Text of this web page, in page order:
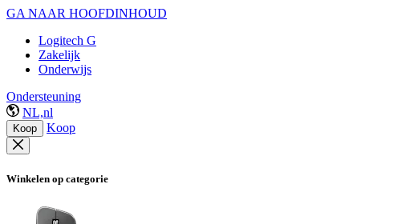
GA NAAR HOOFDINHOUD
Logitech G
Zakelijk
Onderwijs
Ondersteuning
NL,nl
Koop Koop
Winkelen op categorie